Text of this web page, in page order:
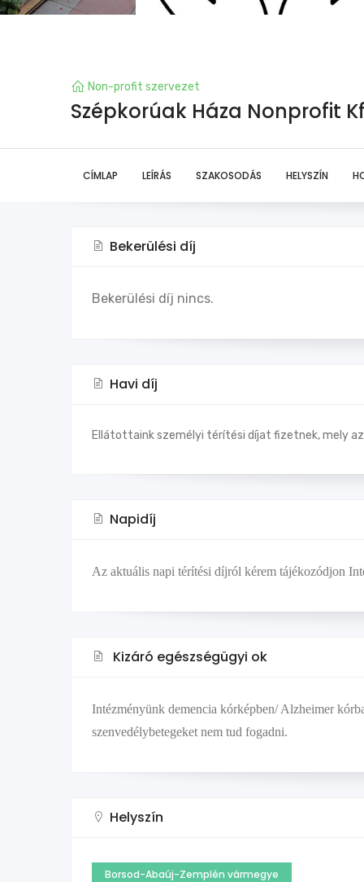
Non-profit szervezet
Szépkorúak Háza Nonprofit
CÍMLAP LEÍRÁS SZAKOSODÁS HELYSZÍN
Bekerülési díj
Bekerülési díj nincs.
Havi díj
Ellátottaink személyi térítési díjat fizetnek, mely
Napidíj
Az aktuális napi térítési díjról kérem tájékozódjon
Kizáró egészségügyi ok
Intézményünk demencia kórképben/ Alzheimer
szenvedélybetegeket nem tud fogadni.
Helyszín
Borsod-Abaúj-Zemplén vármegye